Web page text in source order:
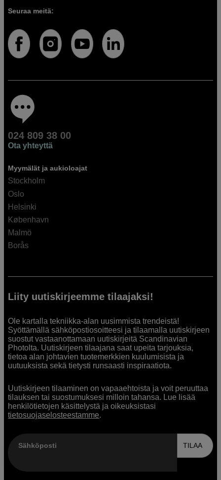
Seuraa meitä:
024 809 38 00
Ota yhteyttä
Myymälät ja aukioloajat
Stockholm
Oslo
Helsinki
København
Malmö
Borås
Liity uutiskirjeemme tilaajaksi!
Ole kartalla tekniikka-alan uusimmista trendeistä!
Syöttämällä sähköpostiosoitteesi ja tilaamalla uutiskirjeen
suostut vastaanottamaan uutiskirjeitä Scandinavian
Photolta. Uutiskirjeen tilaajana saat upeita tarjouksia,
tietoa alan johtavien tuotemerkkien kuulumisista ja
uutuuksista sekä tietysti runsaasti inspiraatiota.
Uutiskirjeen tilaaminen on vapaaehtoista ja voit peruuttaa
tilauksen tai suostumuksesi milloin tahansa. Lue lisää
henkilötietojen käsittelystä ja oikeuksistasi
tietosuojaselosteestamme.
Sähköposti TILAA